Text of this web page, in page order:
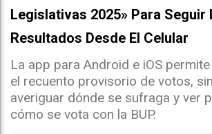
Legislativas 2025» Para Seguir
Resultados Desde El Celular
La app para Android e iOS
el recuento provisorio de votos,
averiguar dónde se sufraga y ver
cómo se vota con la BUP.